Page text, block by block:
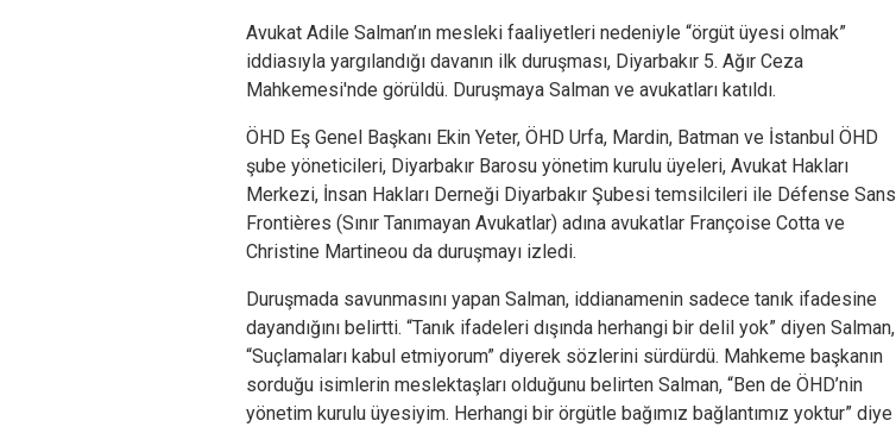
Avukat Adile Salman’ın mesleki faaliyetleri nedeniyle “örgüt üyesi olmak”
iddiasıyla yargılandığı davanın ilk duruşması, Diyarbakır 5. Ağır Ceza
Mahkemesi'nde görüldü. Duruşmaya Salman ve avukatları katıldı.
ÖHD Eş Genel Başkanı Ekin Yeter, ÖHD Urfa, Mardin, Batman ve İstanbul ÖHD
şube yöneticileri, Diyarbakır Barosu yönetim kurulu üyeleri, Avukat Hakları
Merkezi, İnsan Hakları Derneği Diyarbakır Şubesi temsilcileri ile Défense Sans
Frontières (Sınır Tanımayan Avukatlar) adına avukatlar Françoise Cotta ve
Christine Martineou da duruşmayı izledi.
Duruşmada savunmasını yapan Salman, iddianamenin sadece tanık ifadesine
dayandığını belirtti. “Tanık ifadeleri dışında herhangi bir delil yok” diyen Salman,
“Suçlamaları kabul etmiyorum” diyerek sözlerini sürdürdü. Mahkeme başkanın
sorduğu isimlerin meslektaşları olduğunu belirten Salman, “Ben de ÖHD’nin
yönetim kurulu üyesiyim. Herhangi bir örgütle bağımız bağlantımız yoktur” diye